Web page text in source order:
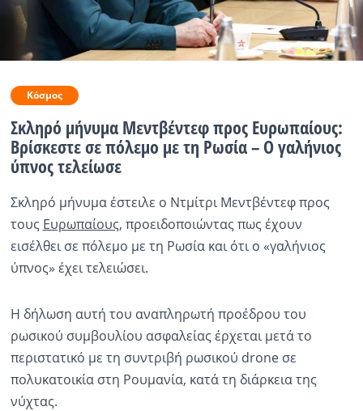
Οικονομία
Αθλητικά
Ραδιόφωνο LIVE
Πολιτισμός
Κόσμος
Σκληρό μήνυμα Μεντβέντεφ προς Ευρωπαίους:
Βρίσκεστε σε πόλεμο με τη Ρωσία – Ο γαλήνιος
ύπνος τελείωσε
Σκληρό μήνυμα έστειλε ο Ντμίτρι Μεντβέντεφ προς
τους Ευρωπαίους, προειδοποιώντας πως έχουν
εισέλθει σε πόλεμο με τη Ρωσία και ότι ο «γαλήνιος
ύπνος» έχει τελειώσει.
Η δήλωση αυτή του αναπληρωτή προέδρου του
ρωσικού συμβουλίου ασφαλείας έρχεται μετά το
περιστατικό με τη συντριβή ρωσικού drone σε
πολυκατοικία στη Ρουμανία, κατά τη διάρκεια της
νύχτας.